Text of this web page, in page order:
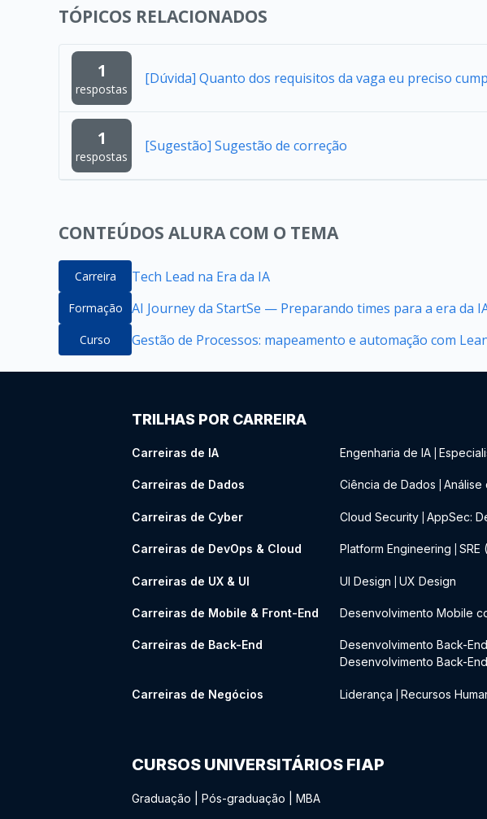
TÓPICOS RELACIONADOS
1
respostas
[Dúvida] Quanto dos requisitos da vaga eu preciso
1
respostas
[Sugestão] Sugestão de correção
CONTEÚDOS ALURA COM O TEMA
Carreira Tech Lead na Era da IA
Formação AI Journey da StartSe — Preparando times para a era da
Curso Gestão de Processos: mapeamento e automação com
TRILHAS POR CARREIRA
Carreiras de IA Engenharia de IA
Carreiras de Dados Ciência de Dados Análise
Carreiras de Cyber Cloud Security AppSec:
Carreiras de DevOps & Cloud Platform Engineering SRE
Carreiras de UX & UI UI Design UX Design
Carreiras de Mobile & Front-End Desenvolvimento Mobile
Carreiras de Back-End Desenvolvimento Back-
Desenvolvimento Back-
Carreiras de Negócios Liderança Recursos
CURSOS UNIVERSITÁRIOS FIAP
Graduação Pós-graduação MBA